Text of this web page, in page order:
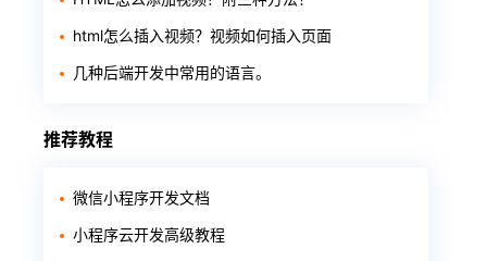
html怎么插入视频？视频如何插入页面
几种后端开发中常用的语言。
推荐教程
微信小程序开发文档
小程序云开发高级教程